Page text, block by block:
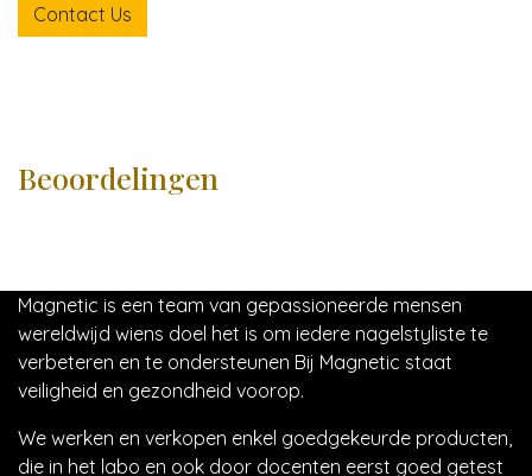
Contact Us
Beoordelingen
Magnetic is een team van gepassioneerde mensen
wereldwijd wiens doel het is om iedere nagelstyliste te
verbeteren en te ondersteunen Bij Magnetic staat
veiligheid en gezondheid voorop.
We werken en verkopen enkel goedgekeurde producten,
die in het labo en ook door docenten eerst goed getest